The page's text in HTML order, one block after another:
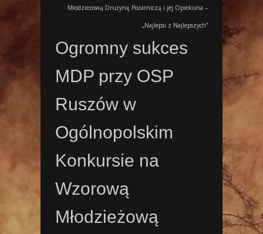
Młodzieżową Drużynę Pożarniczą i jej Opiekuna –
„Najlepsi z Najlepszych”
Ogromny sukces
MDP przy OSP
Ruszów w
Ogólnopolskim
Konkursie na
Wzorową
Młodzieżową